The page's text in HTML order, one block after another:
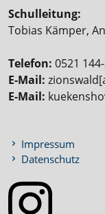
Schulleitung:
Tobias Kämper,
Telefon: 0521
E-Mail:
E-Mail:
Impressum
Datenschutz